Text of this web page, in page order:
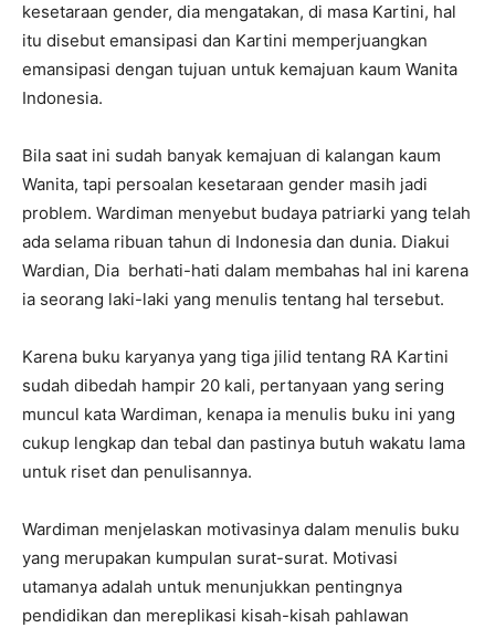
kesetaraan gender, dia mengatakan, di masa Kartini, hal
itu disebut emansipasi dan Kartini memperjuangkan
emansipasi dengan tujuan untuk kemajuan kaum Wanita
Indonesia.
Bila saat ini sudah banyak kemajuan di kalangan kaum
Wanita, tapi persoalan kesetaraan gender masih jadi
problem. Wardiman menyebut budaya patriarki yang telah
ada selama ribuan tahun di Indonesia dan dunia. Diakui
Wardian, Dia berhati-hati dalam membahas hal ini karena
ia seorang laki-laki yang menulis tentang hal tersebut.
Karena buku karyanya yang tiga jilid tentang RA Kartini
sudah dibedah hampir 20 kali, pertanyaan yang sering
muncul kata Wardiman, kenapa ia menulis buku ini yang
cukup lengkap dan tebal dan pastinya butuh wakatu lama
untuk riset dan penulisannya.
Wardiman menjelaskan motivasinya dalam menulis buku
yang merupakan kumpulan surat-surat. Motivasi
utamanya adalah untuk menunjukkan pentingnya
pendidikan dan mereplikasi kisah-kisah pahlawan